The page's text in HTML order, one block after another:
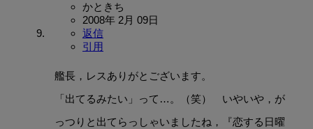
かときち
2008年 2月 09日
返信
引用
艦長，レスありがとございます。
「出てるみたい」って…。（笑） いやいや，が
っつりと出てらっしゃいましたね，『恋する日曜